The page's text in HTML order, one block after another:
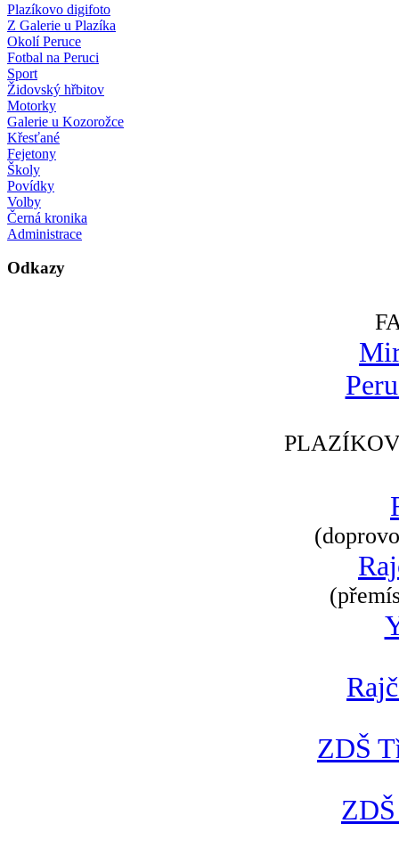
Plazíkovo digifoto
Z Galerie u Plazíka
Okolí Peruce
Fotbal na Peruci
Sport
Židovský hřbitov
Motorky
Galerie u Kozorožce
Křesťané
Fejetony
Školy
Povídky
Volby
Černá kronika
Administrace
Odkazy
ZDŠ